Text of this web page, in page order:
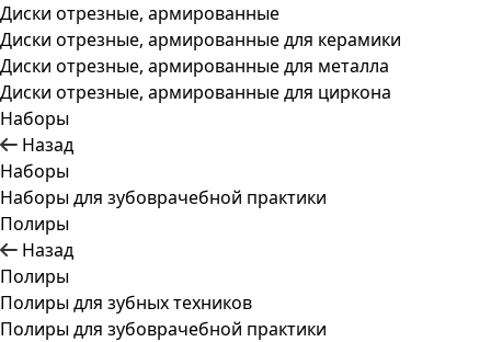
Диски отрезные, армированные
Диски отрезные, армированные для керамики
Диски отрезные, армированные для металла
Диски отрезные, армированные для циркона
Наборы
Назад
Наборы
Наборы для зубоврачебной практики
Полиры
Назад
Полиры
Полиры для зубных техников
Полиры для зубоврачебной практики